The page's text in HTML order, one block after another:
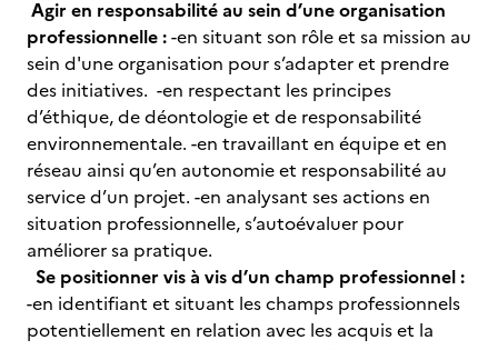
Agir en responsabilité au sein d’une organisation
professionnelle :-en situant son rôle et sa mission au
sein d'une organisation pour s’adapter et prendre
des initiatives. -en respectant les principes
d’éthique, de déontologie et de responsabilité
environnementale. -en travaillant en équipe et en
réseau ainsi qu’en autonomie et responsabilité au
service d’un projet. -en analysant ses actions en
situation professionnelle, s’autoévaluer pour
améliorer sa pratique.
Se positionner vis à vis d’un champ professionnel :
-en identifiant et situant les champs professionnels
potentiellement en relation avec les acquis et la